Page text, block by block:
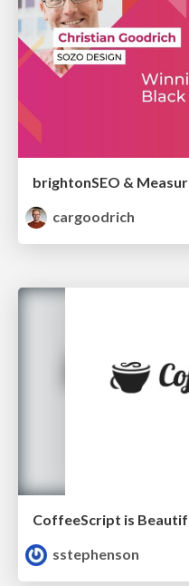
cargoodrich
sstephenson